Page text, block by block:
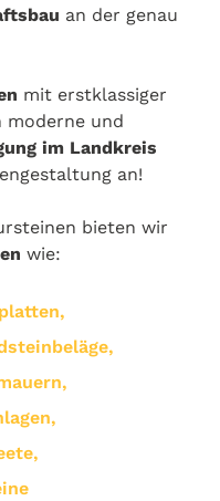
an der genau
mit erstklassiger
moderne und
im Landkreis
an!
bieten wir
wie: